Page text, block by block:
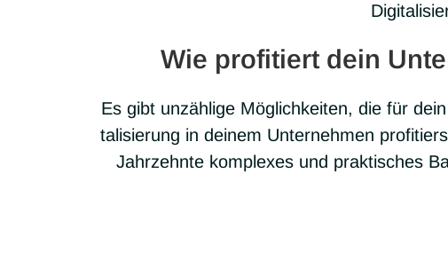
Wie profitiert dein
Es gibt unzäh­lige Mög­lich­kei­ten, die für
ta­li­sie­rung in dei­nem Unter­neh­men
Jahr­zehnte kom­ple­xes und prak­ti­sches